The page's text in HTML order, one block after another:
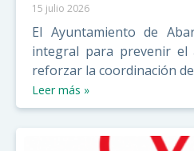
15 julio 2026
El Ayuntamiento de
integral para prevenir el
reforzar la coordinación
Leer más »